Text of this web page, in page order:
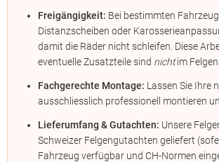
Freigängigkeit: Bei bestimmten
Distanzscheiben oder
damit die Räder nicht schleifen. Diese
eventuelle Zusatzteile sind nichtim
Fachgerechte Montage: Lassen Sie Ihre
ausschliesslich professionell montieren
Lieferumfang & Gutachten: Unsere
Schweizer Felgengutachten geliefert
Fahrzeug verfügbar und CH-Normen